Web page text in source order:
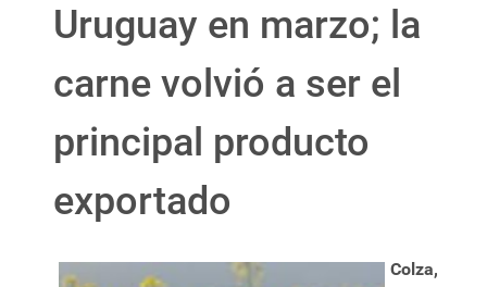
Uruguay en marzo; la
carne volvió a ser el
principal producto
exportado
Colza,